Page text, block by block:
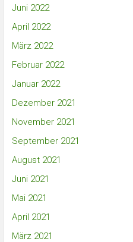
Juni 2022
April 2022
März 2022
Februar 2022
Januar 2022
Dezember 2021
November 2021
September 2021
August 2021
Juni 2021
Mai 2021
April 2021
März 2021